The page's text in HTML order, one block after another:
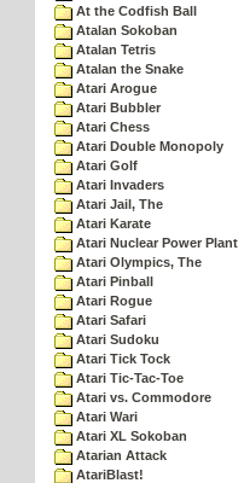
At the Codfish Ball
Atalan Sokoban
Atalan Tetris
Atalan the Snake
Atari Arogue
Atari Bubbler
Atari Chess
Atari Double Monopoly
Atari Golf
Atari Invaders
Atari Jail, The
Atari Karate
Atari Nuclear Power Plant
Atari Olympics, The
Atari Pinball
Atari Rogue
Atari Safari
Atari Sudoku
Atari Tick Tock
Atari Tic-Tac-Toe
Atari vs. Commodore
Atari Wari
Atari XL Sokoban
Atarian Attack
AtariBlast!